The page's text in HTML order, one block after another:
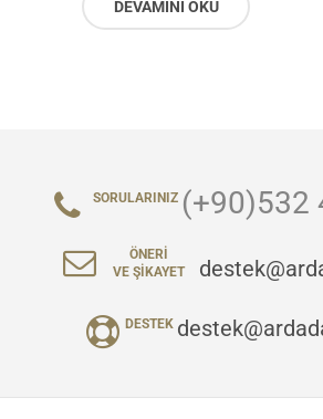
DEVAMINI OKU
SORULARINIZ (+90)532
ÖNERI
VE ŞIKAYET
DESTEK